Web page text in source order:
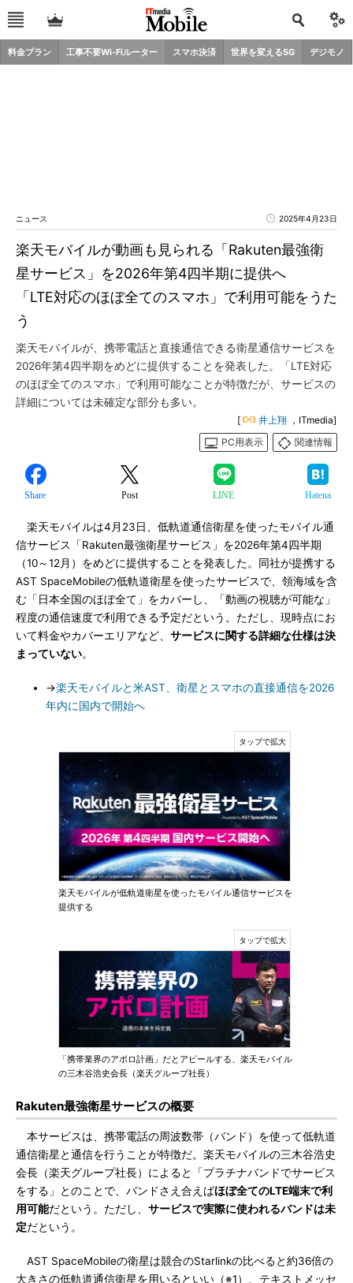
料金プラン 工事不要Wi-Fiルーター スマホ決済 世界を変える5G デジモノ
ニュース 2025年4月23日
楽天モバイルが動画も見られる「Rakuten最強衛
星サービス」を2026年第4四半期に提供へ
「LTE対応のほぼ全てのスマホ」で利用可能をうた
う
楽天モバイルが、携帯電話と直接通信できる衛星通信サービスを
2026年第4四半期をめどに提供することを発表した。「LTE対応
のほぼ全てのスマホ」で利用可能なことが特徴だが、サービスの
詳細については未確定な部分も多い。
[ 井上翔 ，ITmedia]
PC用表示
関連情報
Share Post LINE Hatena
楽天モバイルは4月23日、低軌道通信衛星を使ったモバイル通
信サービス「Rakuten最強衛星サービス」を2026年第4四半期
（10～12月）をめどに提供することを発表した。同社が提携する
AST SpaceMobileの低軌道衛星を使ったサービスで、領海域を含
む「日本全国のほぼ全て」をカバーし、「動画の視聴が可能な」
程度の通信速度で利用できる予定だという。ただし、現時点にお
いて料金やカバーエリアなど、 サービスに関する詳細な仕様は決
まっていない。
→楽天モバイルと米AST、衛星とスマホの直接通信を2026
年内に国内で開始へ
楽天モバイルが低軌道衛星を使ったモバイル通信サービスを
提供する
「携帯業界のアポロ計画」だとアピールする、楽天モバイル
の三木谷浩史会長（楽天グループ社長）
Rakuten最強衛星サービスの概要
本サービスは、携帯電話の周波数帯（バンド）を使って低軌道
通信衛星と通信を行うことが特徴だ。楽天モバイルの三木谷浩史
会長（楽天グループ社長）によると「プラチナバンドでサービス
をする」とのことで、バンドさえ合えばほぼ全てのLTE端末で利
用可能だという。ただし、 サービスで実際に使われるバンドは未
定だという。
AST SpaceMobileの衛星は競合のStarlinkの比べると約36倍の
大きさの低軌道通信衛星を用いるといい（※1）、テキストメッセ